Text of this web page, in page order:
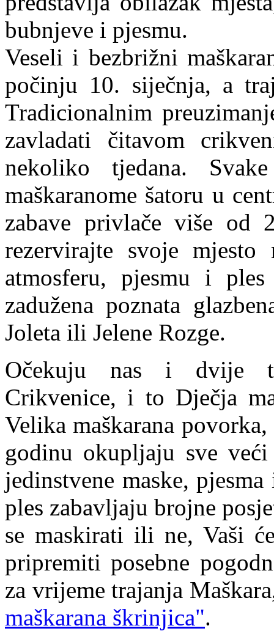
bubnjeve i pjesmu.
Veseli i bezbrižni
počinju 10. siječnja, a
Tradicionalnim
zavladati čitavom
nekoliko tjedana.
maškaranome šatoru u
zabave privlače više od
rezervirajte svoje
atmosferu, pjesmu i
zadužena poznata
Joleta ili Jelene Rozge.
Očekuju nas i dvije
Crikvenice, i to Dječja
Velika maškarana
godinu okupljaju sve
jedinstvene maske,
ples zabavljaju brojne
se maskirati ili ne, Vaši
pripremiti posebne
za vrijeme trajanja
maškarana škrinjica".